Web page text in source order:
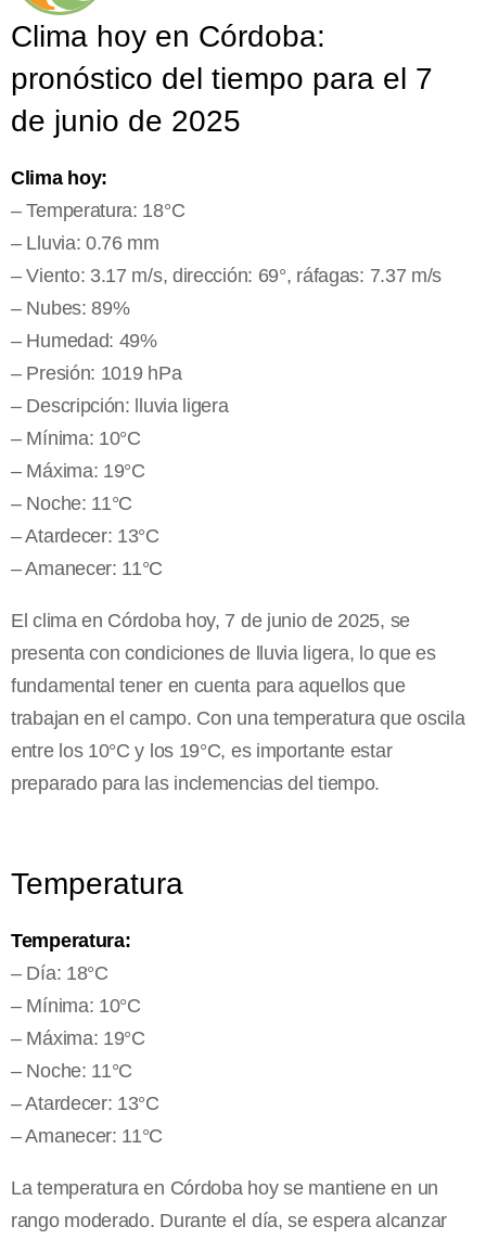
Clima hoy en Córdoba:
pronóstico del tiempo para el 7
de junio de 2025
Clima hoy:
– Temperatura: 18°C
– Lluvia: 0.76 mm
– Viento: 3.17 m/s, dirección: 69°, ráfagas: 7.37 m/s
– Nubes: 89%
– Humedad: 49%
– Presión: 1019 hPa
– Descripción: lluvia ligera
– Mínima: 10°C
– Máxima: 19°C
– Noche: 11°C
– Atardecer: 13°C
– Amanecer: 11°C
El clima en Córdoba hoy, 7 de junio de 2025, se
presenta con condiciones de lluvia ligera, lo que es
fundamental tener en cuenta para aquellos que
trabajan en el campo. Con una temperatura que oscila
entre los 10°C y los 19°C, es importante estar
preparado para las inclemencias del tiempo.
Temperatura
Temperatura:
– Día: 18°C
– Mínima: 10°C
– Máxima: 19°C
– Noche: 11°C
– Atardecer: 13°C
– Amanecer: 11°C
La temperatura en Córdoba hoy se mantiene en un
rango moderado. Durante el día, se espera alcanzar